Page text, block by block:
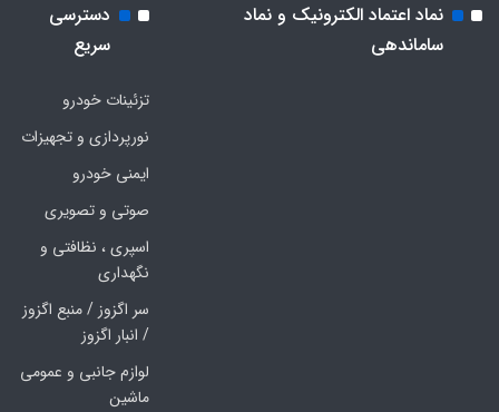
نماد اعتماد الکترونیک و نماد
ساماندهی
دسترسی
سریع
تزئینات خودرو
نورپردازی و تجهیزات
ایمنی خودرو
صوتی و تصویری
اسپری ، نظافتی و
نگهداری
سر اگزوز / منبع اگزوز
/ انبار اگزوز
لوازم جانبی و عمومی
ماشین